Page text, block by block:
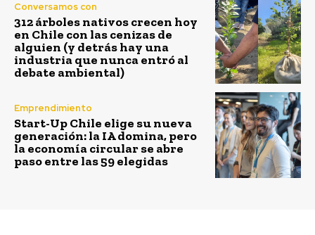
Conversamos con
312 árboles nativos crecen hoy
en Chile con las cenizas de
alguien (y detrás hay una
industria que nunca entró al
debate ambiental)
Emprendimiento
Start-Up Chile elige su nueva
generación: la IA domina, pero
la economía circular se abre
paso entre las 59 elegidas